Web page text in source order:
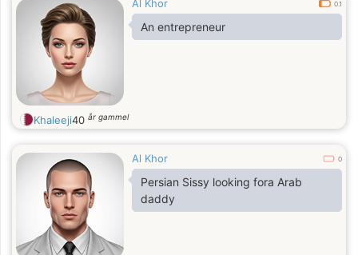
Al Khor 0.1
An entrepreneur
Khaleeji40 år gammel
Al Khor 0
Persian Sissy looking fora Arab
daddy